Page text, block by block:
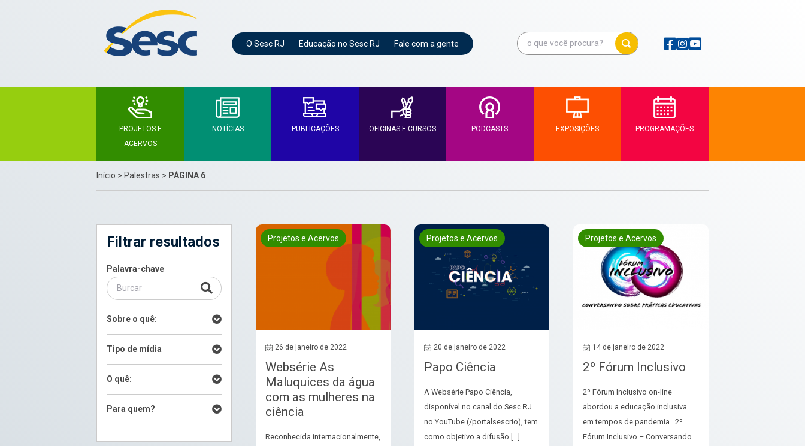
O Sesc RJ Educação no Sesc RJ Fale com a gente
PROJETOS E
ACERVOS
NOTÍCIAS PUBLICAÇÕES OFICINAS E CURSOS PODCASTS EXPOSIÇÕES PROGRAMAÇÕES
Início > Palestras > PÁGINA 6
Filtrar resultados
Palavra-chave
Sobre o quê:
Tipo de mídia
O quê:
Para quem?
Projetos e Acervos
26 de janeiro de 2022
Websérie As
Maluquices da água
com as mulheres na
ciência
Reconhecida internacionalmente,
Projetos e Acervos
20 de janeiro de 2022
Papo Ciência
A Websérie Papo Ciência,
disponível no canal do Sesc RJ
no YouTube (/portalsescrio), tem
como objetivo a difusão […]
Projetos e Acervos
14 de janeiro de 2022
2º Fórum Inclusivo
2º Fórum Inclusivo on-line
abordou a educação inclusiva
em tempos de pandemia 2º
Fórum Inclusivo – Conversando